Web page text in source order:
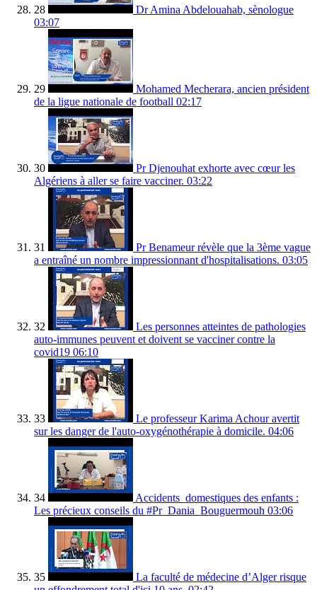
28
Dr Amina Abdelouahab, sènologue
03:07
29
Mohamed Mecherara, ancien président
de la ligue nationale de football 02:17
30
Pr Djenouhat exhorte avec cœur les
Algériens à aller se faire vacciner. 03:22
31
Pr Benameur révèle que la 3ème vague
a entraîné un nombre impressionnant d'hospitalisations. 03:05
32
Les personnes atteintes de pathologies
auto-immunes peuvent et doivent se vacciner contre la
covid19 06:10
33
Le professeur Karima Achour avertit
sur les danger de l'auto-oxygénothérapie à domicile. 04:06
34
Accidents_domestiques des enfants :
Les précieux conseils du #Pr_Dania_Bouguermouh 03:06
35
La faculté de médecine d’Alger risque